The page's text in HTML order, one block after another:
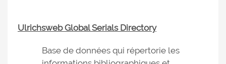
Ulrichsweb Global Serials Directory
Base de données qui répertorie les